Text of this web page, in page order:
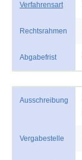
Verfahrensart
Rechtsrahmen
Abgabefrist
Ausschreibung
Vergabestelle